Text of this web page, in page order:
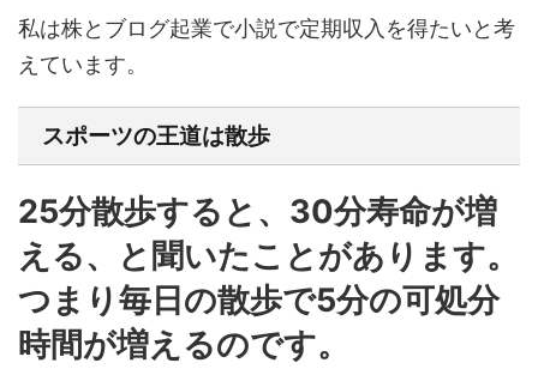
私は株とブログ起業で小説で定期収入を得たいと考
えています。
スポーツの王道は散歩
25分散歩すると、30分寿命が増
える、と聞いたことがあります。
つまり毎日の散歩で5分の可処分
時間が増えるのです。